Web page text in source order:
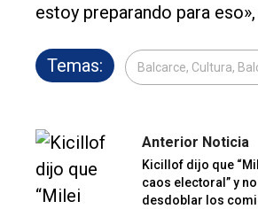
estoy preparando para
Temas: Balcarce, Cultura,
Anterior Noticia
Kicillof dijo que
caos electoral” y
desdoblar los